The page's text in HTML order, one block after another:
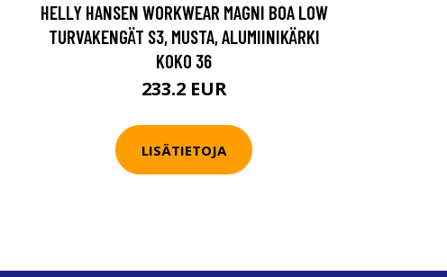
HELLY HANSEN WORKWEAR MAGNI BOA LOW
TURVAKENGÄT S3, MUSTA, ALUMIINIKÄRKI
KOKO 36
233.2 EUR
LISÄTIETOJA